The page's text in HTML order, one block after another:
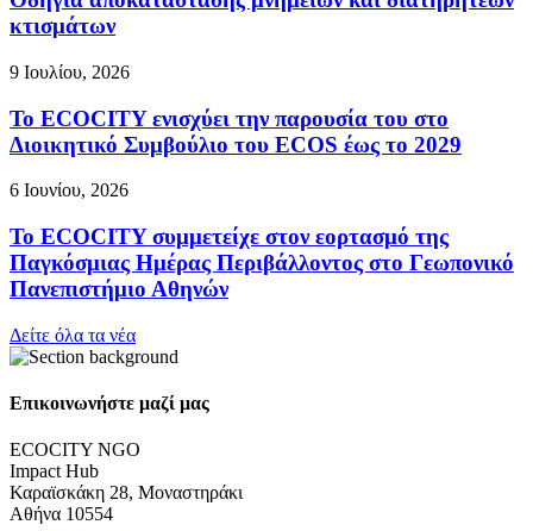
κτισμάτων
9 Ιουλίου, 2026
Το ECOCITY ενισχύει την παρουσία του στο
Διοικητικό Συμβούλιο του ECOS έως το 2029
6 Ιουνίου, 2026
Το ECOCITY συμμετείχε στον εορτασμό της
Παγκόσμιας Ημέρας Περιβάλλοντος στο Γεωπονικό
Πανεπιστήμιο Αθηνών
Δείτε όλα τα νέα
Επικοινωνήστε μαζί μας
ECOCITY NGO
Impact Hub
Καραϊσκάκη 28, Μοναστηράκι
Αθήνα 10554